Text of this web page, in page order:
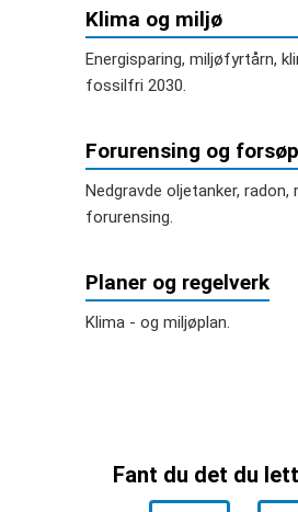
Klima og miljø
Energisparing, miljøfyrtårn,
fossilfri 2030.
Forurensing og
Nedgravde oljetanker,
forurensing.
Planer og regelverk
Klima - og miljøplan.
Fant du det du